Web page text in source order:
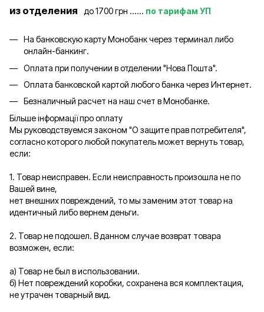
из отделения до 1700 грн ...... по тарифам УП
На банковскую карту Монобанк через терминал либо
онлайн-банкинг.
Оплата при получении в отделении "Нова Пошта".
Оплата банковской картой любого банка через Интернет.
Безналичный расчет на наш счет в Монобанке.
Більше інформації про оплату
Мы руководствуемся законом "О защите прав потребителя",
согласно которого любой покупатель может вернуть товар,
если:
1. Товар неисправен. Если неисправность произошла не по
Вашей вине,
нет внешних повреждений, то мы заменим этот товар на
идентичный либо вернем деньги.
2. Товар не подошел. В данном случае возврат товара
возможен, если:
а) Товар не был в использовании.
б) Нет повреждений коробки, сохранена вся комплектация,
не утрачен товарный вид.